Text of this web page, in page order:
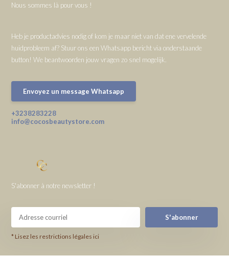
Nous sommes là pour vous !
Heb je productadvies nodig of kom je maar niet van dat ene vervelende
huidprobleem af? Stuur ons een Whatsapp bericht via onderstaande
button! We beantwoorden jouw vragen zo snel mogelijk.
Envoyez un message Whatsapp
+3238283228
info@cocosbeautystore.com
S'abonner à notre newsletter !
S'abonner
* Lisez les restrictions légales ici